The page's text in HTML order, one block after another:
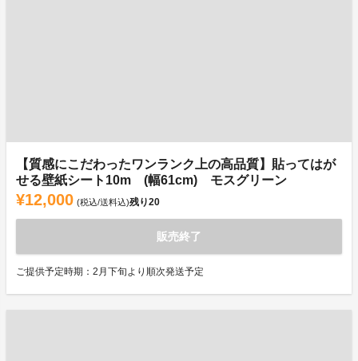
【質感にこだわったワンランク上の高品質】貼ってはが
せる壁紙シート10m (幅61cm) モスグリーン
¥12,000 (税込/送料込)残り20
販売終了
ご提供予定時期：2月下旬より順次発送予定